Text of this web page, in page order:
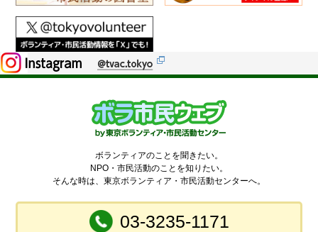
ボランティアのことを聞きたい。
NPO・市民活動のことを知りたい。
そんな時は、東京ボランティア・市民活動センターへ。
03-3235-1171